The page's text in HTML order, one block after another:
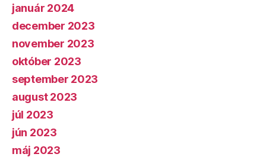
január 2024
december 2023
november 2023
október 2023
september 2023
august 2023
júl 2023
jún 2023
máj 2023